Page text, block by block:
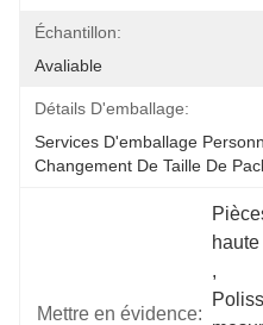
Échantillon:
Avaliable
Détails D'emballage:
Services D'emballage
Changement De Taille De
Mettre en évidence:
,